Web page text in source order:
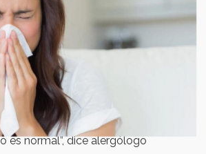
es normal”, dice alergólogo